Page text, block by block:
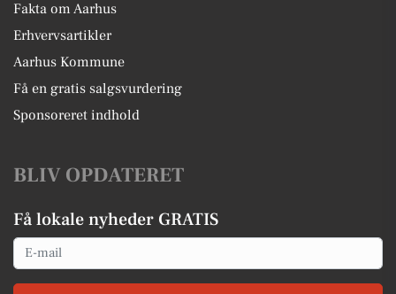
Fakta om Aarhus
Erhvervsartikler
Aarhus Kommune
Få en gratis salgsvurdering
Sponsoreret indhold
BLIV OPDATERET
Få lokale nyheder GRATIS
Email